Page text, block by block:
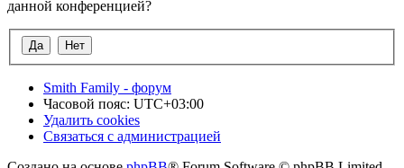
данной конференцией?
Smith Family - форум
Часовой пояс: UTC+03:00
Удалить cookies
Связаться с администрацией